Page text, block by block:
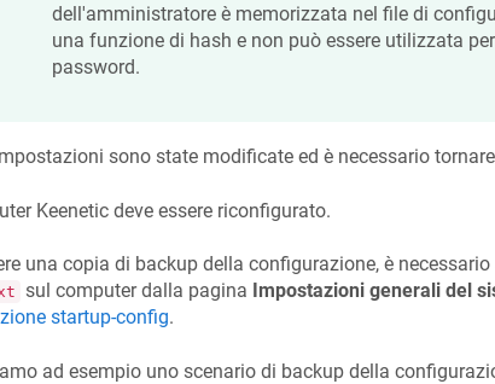
dell'amministratore è memorizzata nel file di
una funzione di hash e non può essere utilizzata
password.
sono state modificate ed è necessario
Keeneticdeve essere riconfigurato.
una copia di backup della configurazione, è
sul computer dalla pagina Impostazioni generali del
startup-config.
ad esempio uno scenario di backup della